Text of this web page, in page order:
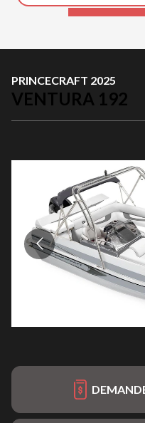
PRINCECRAFT 2025
VENTURA 192